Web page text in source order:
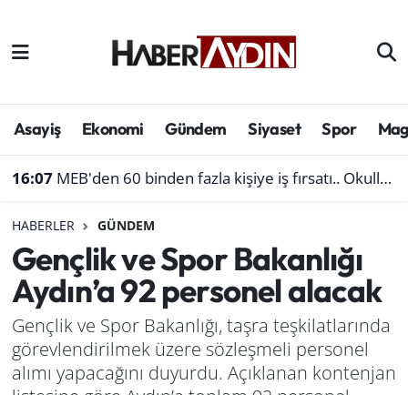
Asayiş Ekonomi Gündem Siyaset Spor
16:07 MEB'den 60 binden fazla kişiye iş fırsatı.. Okullara personel alınacak
HABERLER GÜNDEM
Gençlik ve Spor Bakanlığı
Aydın’a 92 personel alacak
Gençlik ve Spor Bakanlığı, taşra teşkilatlarında
görevlendirilmek üzere sözleşmeli personel
alımı yapacağını duyurdu. Açıklanan kontenjan
Afyonkarahisar
Çevre
Genel
Haber
Izmir
Aydın Hava Durumu
Süper Lig Puan Durumu ve Fikstür
Son Dakika Haberleri
Haber Arşivi